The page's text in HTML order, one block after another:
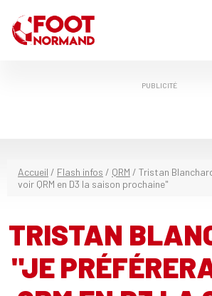
PUBLICITÉ
Accueil / Flash infos / QRM / Tristan
voir QRM en D3 la saison prochaine"
TRISTAN
"JE